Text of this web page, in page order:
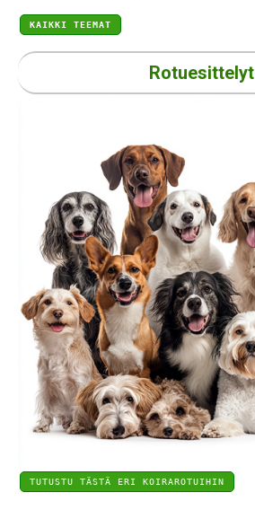
KAIKKI TEEMAT
Rotuesittelyt
TUTUSTU TÄSTÄ ERI KOIRAROTUIHIN